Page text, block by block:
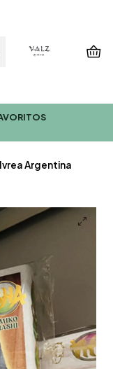
Argentina